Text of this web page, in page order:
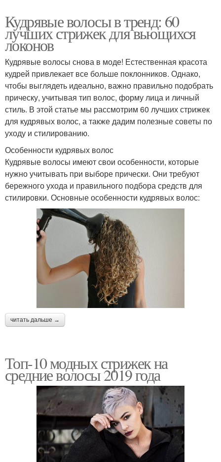
Кудрявые волосы в тренд: 60
лучших стрижек для вьющихся
локонов
Кудрявые волосы снова в моде! Естественная красота
кудрей привлекает все больше поклонников. Однако,
чтобы выглядеть идеально, важно правильно подобрать
прическу, учитывая тип волос, форму лица и личный
стиль. В этой статье мы рассмотрим 60 лучших стрижек
для кудрявых волос, а также дадим полезные советы по
уходу и стилированию.
Особенности кудрявых волос
Кудрявые волосы имеют свои особенности, которые
нужно учитывать при выборе прически. Они требуют
бережного ухода и правильного подбора средств для
стилировки. Основные особенности кудрявых волос:
читать дальше →
Топ-10 модных стрижек на
средние волосы 2019 года